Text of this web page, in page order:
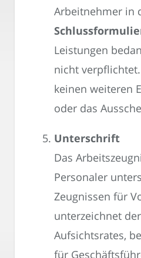
Arbeitnehmer in
Leistungen
nicht
keinen weiteren
oder das
Unterschrift
Das
Personaler
Zeugnissen für
unterzeichnet
Aufsichtsrates,
für